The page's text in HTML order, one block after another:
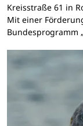
Kreisstraße 61 in
Mit einer
Bundesprogramm